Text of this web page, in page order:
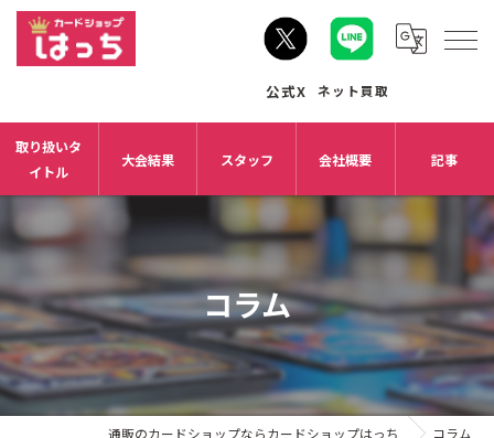
取り扱いタ
イトル
大会結果 スタッフ 会社概要 記事
コラム
通販のカードショップならカードショップはっち コラム